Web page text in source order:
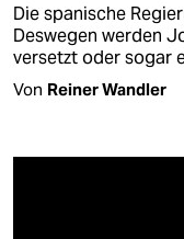
Die spanische
Deswegen werden
versetzt oder sogar
Von Reiner Wandler